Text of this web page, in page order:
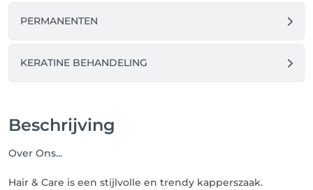
PERMANENTEN
KERATINE BEHANDELING
Beschrijving
Over Ons...
Hair & Care is een stijlvolle en trendy kapperszaak.